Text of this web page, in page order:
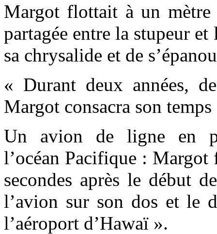
Margot flottait à un mètre
partagée entre la stupeur
sa chrysalide et de
« Durant deux années,
Margot consacra son
Un avion de ligne en
l’océan Pacifique :
secondes après le début
l’avion sur son dos et le
l’aéroport d’Hawaï ».